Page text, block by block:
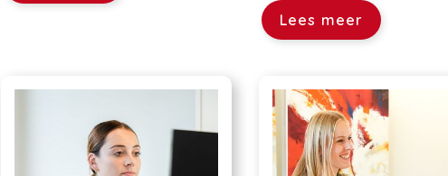
Lees meer